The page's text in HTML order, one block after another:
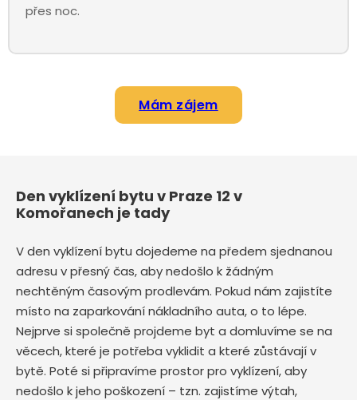
přes noc.
Mám zájem
Den vyklízení bytu v Praze 12 v
Komořanech je tady
V den vyklízení bytu dojedeme na předem sjednanou
adresu v přesný čas, aby nedošlo k žádným
nechtěným časovým prodlevám. Pokud nám zajistíte
místo na zaparkování nákladního auta, o to lépe.
Nejprve si společně projdeme byt a domluvíme se na
věcech, které je potřeba vyklidit a které zůstávají v
bytě. Poté si připravíme prostor pro vyklízení, aby
nedošlo k jeho poškození – tzn. zajistíme výtah,